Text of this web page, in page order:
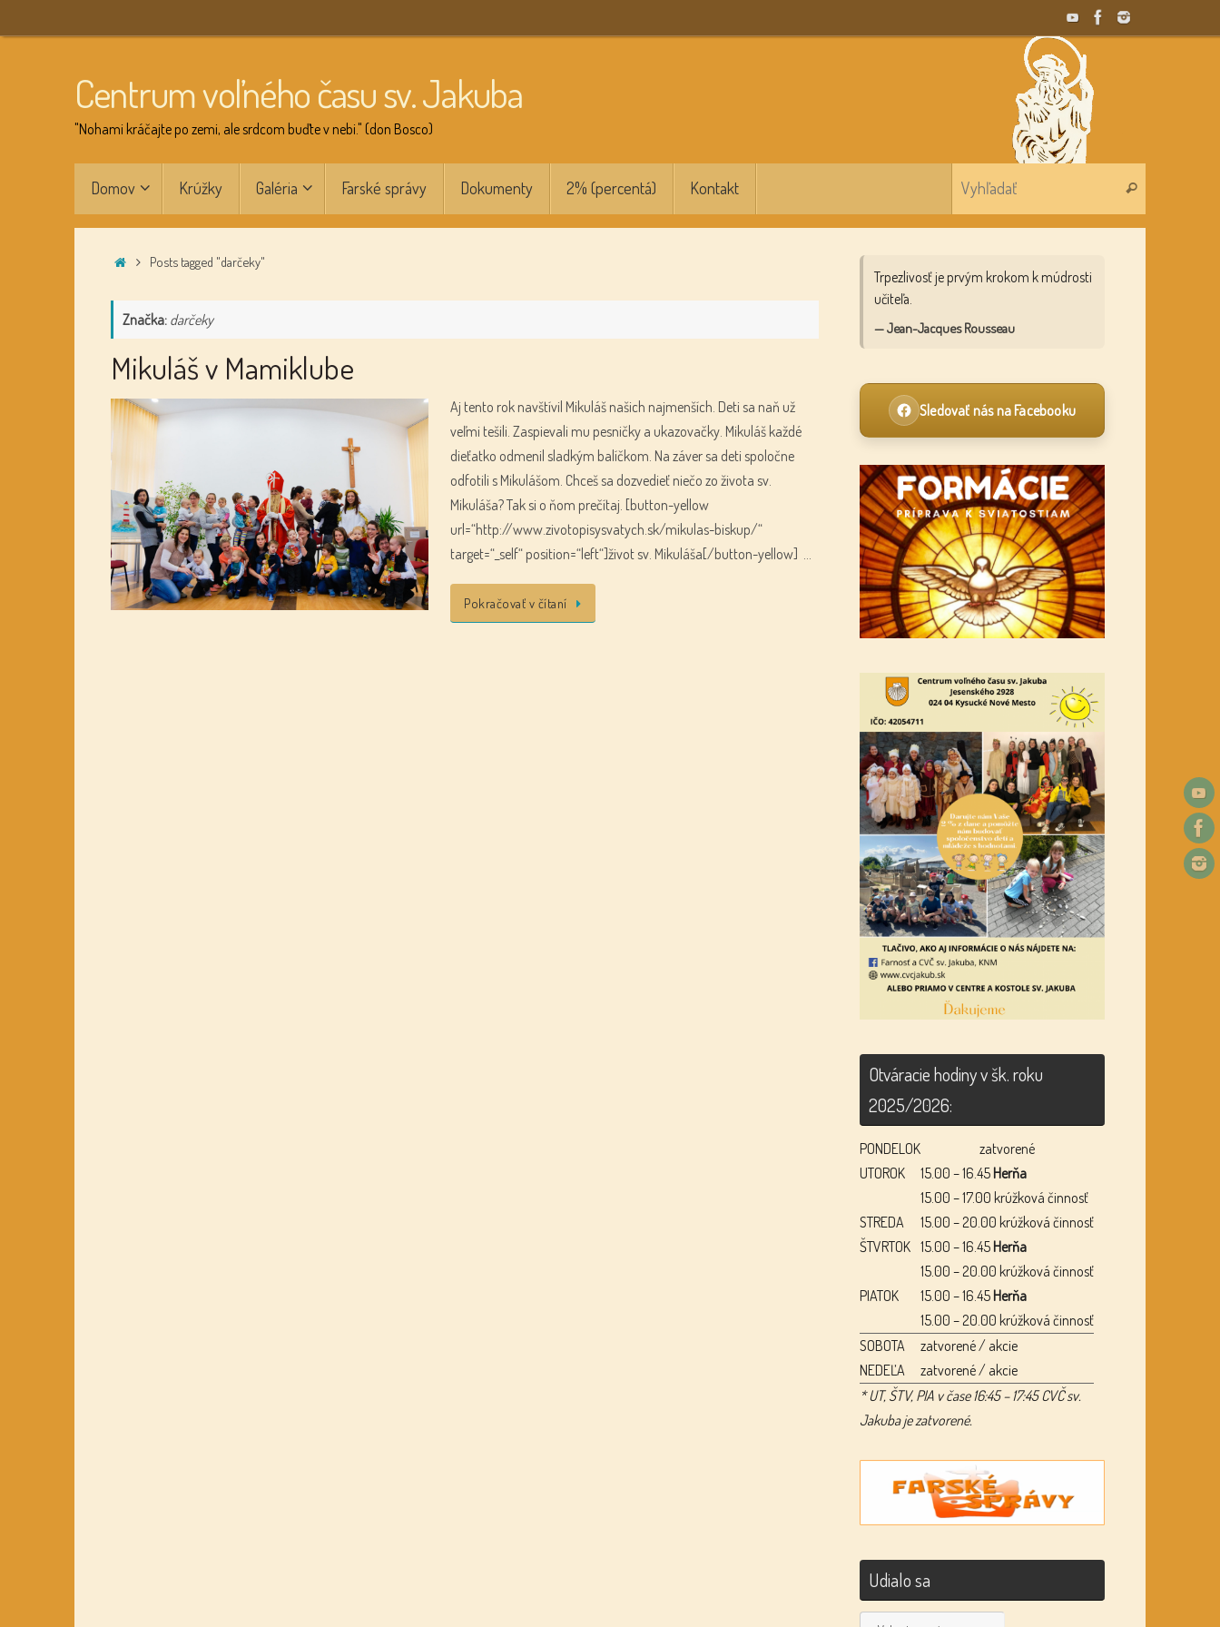
to
Centrum voľného času sv. Jakuba
"Nohami kráčajte po zemi, ale srdcom buďte v nebi." (don Bosco)
Domov Krúžky Galéria Farské správy Dokumenty 2% (percentá) Kontakt Vyhľadať
HomePosts tagged "darčeky"
Značka: darčeky
Mikuláš v Mamiklube
Aj tento rok navštívil Mikuláš našich najmenších. Deti sa naň už
veľmi tešili. Zaspievali mu pesničky a ukazovačky. Mikuláš každé
dieťatko odmenil sladkým balíčkom. Na záver sa deti spoločne
odfotili s Mikulášom. Chceš sa dozvedieť niečo zo života sv.
Mikuláša? Tak si o ňom prečítaj. [button-yellow
url=“http://www.zivotopisysvatych.sk/mikulas-biskup/“
target=“_self“ position=“left“]život sv. Mikuláša[/button-yellow] …
Pokračovať v čítaní
Trpezlivosť je prvým krokom k múdrosti
učiteľa.
— Jean-Jacques Rousseau
Sledovať nás na Facebooku
Otváracie hodiny v šk. roku
2025/2026:
PONDELOK
zatvorené
UTOROK
15.00 – 16.45Herňa
15.00 – 17.00 krúžková činnosť
STREDA
15.00 – 20.00 krúžková činnosť
ŠTVRTOK 15.00 – 16.45Herňa
15.00 – 20.00 krúžková činnosť
PIATOK
15.00 – 16.45Herňa
15.00 – 20.00 krúžková činnosť
SOBOTA
zatvorené / akcie
NEDEĽA
zatvorené / akcie
* UT, ŠTV, PIA v čase 16:45 – 17:45 CVČ sv.
Jakuba je zatvorené.
Udialo sa
Udialo